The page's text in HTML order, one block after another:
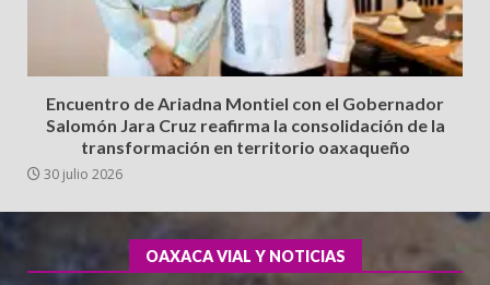
Encuentro de Ariadna Montiel con el Gobernador
Salomón Jara Cruz reafirma la consolidación de la
transformación en territorio oaxaqueño
30 julio 2026
OAXACA VIAL Y NOTICIAS